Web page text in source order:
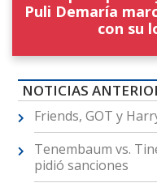
Puli Demaría
con su
NOTICIAS
Friends, GOT y
Tenembaum vs.
pidió sanciones